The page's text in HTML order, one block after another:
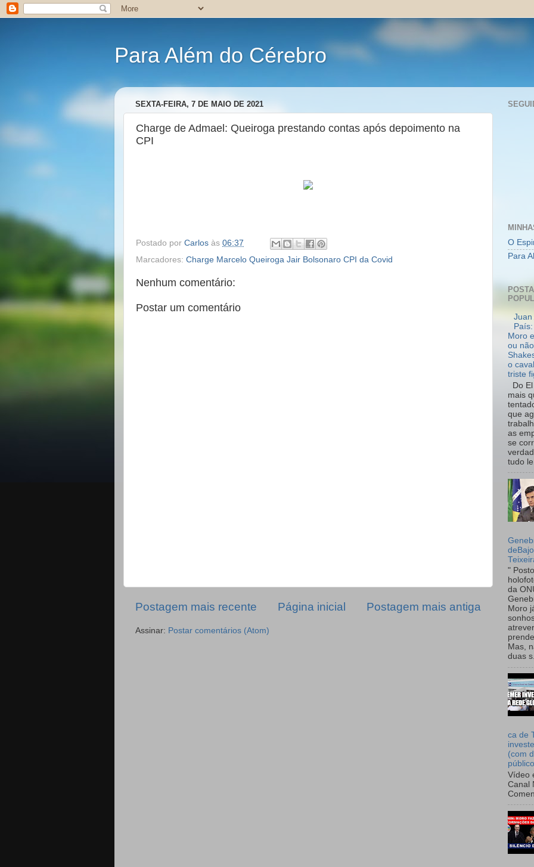
Para Além do Cérebro
SEXTA-FEIRA, 7 DE MAIO DE 2021
Charge de Admael: Queiroga prestando contas após depoimento na
CPI
Postado por Carlos às 06:37
Marcadores: Charge Marcelo Queiroga Jair Bolsonaro CPI da Covid
Nenhum comentário:
Postar um comentário
Postagem mais recente Postagem mais antiga
Página inicial
Assinar: Postar comentários (Atom)
O
Para
Juan
Moro
ou
o
triste
Do
mais
que
as
se
tudo
"
da
Moro
Mas,
duas
ca de
(com
Vídeo
Canal